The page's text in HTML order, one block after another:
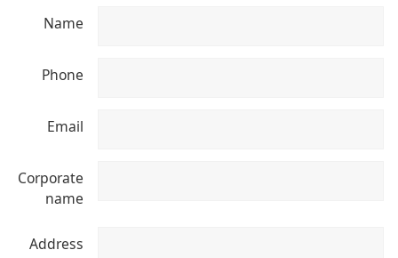
Name
Phone
Email
Corporate
name
Address